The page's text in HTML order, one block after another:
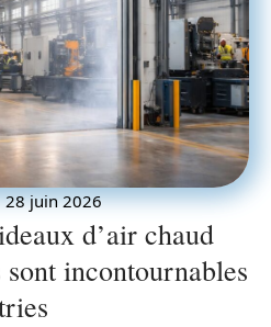
28 juin 2026
d’air chaud
incontournables